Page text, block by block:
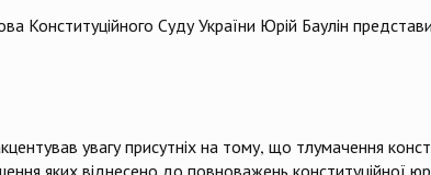
Конституційного Суду України Юрій Баулін
увагу присутніх на тому, що тлумачення
яких віднесено до повноважень конституційної